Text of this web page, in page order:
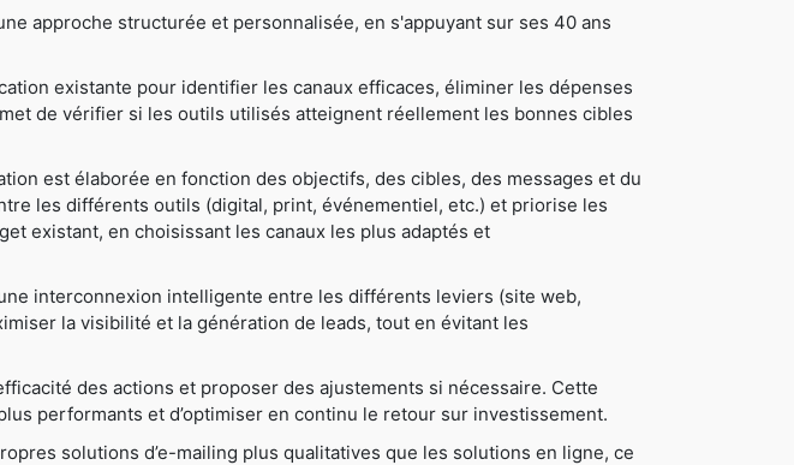
approche structurée et personnalisée, en s'appuyant sur ses 40 ans
existante pour identifier les canaux efficaces, éliminer les dépenses
de vérifier si les outils utilisés atteignent réellement les bonnes cibles
est élaborée en fonction des objectifs, des cibles, des messages et du
les différents outils (digital, print, événementiel, etc.) et priorise les
existant, en choisissant les canaux les plus adaptés et
interconnexion intelligente entre les différents leviers (site web,
la visibilité et la génération de leads, tout en évitant les
des actions et proposer des ajustements si nécessaire. Cette
performants et d’optimiser en continu le retour sur investissement.
solutions d’e-mailing plus qualitatives que les solutions en ligne, ce